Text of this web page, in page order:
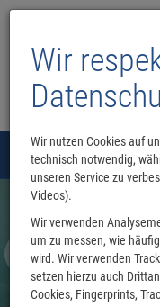
Wir
Wir nutzen Cookies auf
technisch notwendig,
unseren Service zu
Videos).
Wir verwenden
um zu messen, wie
wird. Wir verwenden
setzen hierzu auch
Cookies, Fingerprints,
Menü